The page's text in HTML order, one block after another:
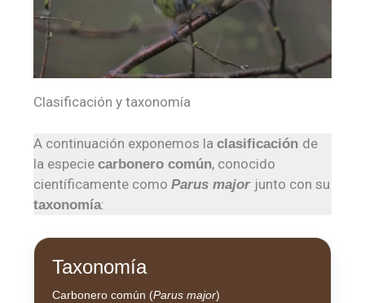
Clasificación y taxonomía
A continuación exponemos laclasificación de
la especiecarbonero común, conocido
científicamente comoParus major junto con su
taxonomía:
Taxonomía
Carbonero común (Parus major)